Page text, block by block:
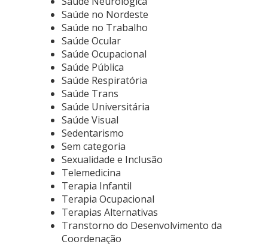
Saúde no Nordeste
Saúde no Trabalho
Saúde Ocular
Saúde Ocupacional
Saúde Pública
Saúde Respiratória
Saúde Trans
Saúde Universitária
Saúde Visual
Sedentarismo
Sem categoria
Sexualidade e Inclusão
Telemedicina
Terapia Infantil
Terapia Ocupacional
Terapias Alternativas
Transtorno do Desenvolvimento da
Coordenação